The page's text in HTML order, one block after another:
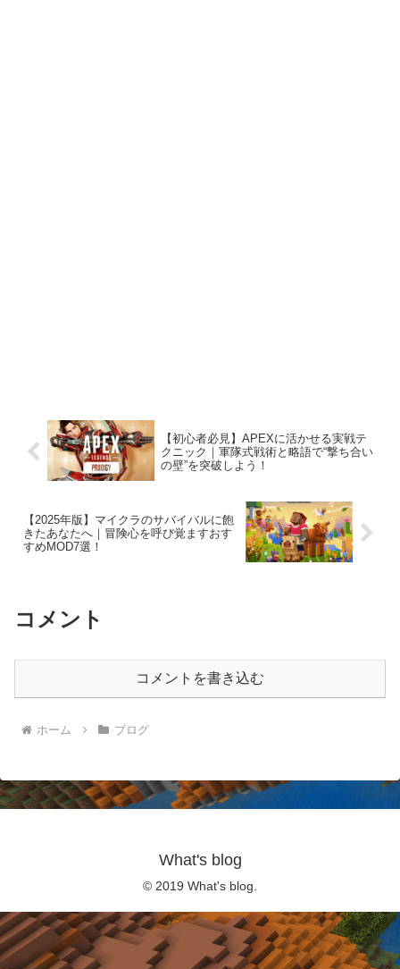
【初心者必見】APEXに活かせる実戦テ
クニック｜軍隊式戦術と略語で“撃ち合い
の壁”を突破しよう！
【2025年版】マイクラのサバイバルに飽
きたあなたへ｜冒険心を呼び覚ますおす
すめMOD7選！
コメント
コメントを書き込む
ホーム ブログ
What's blog
© 2019 What's blog.